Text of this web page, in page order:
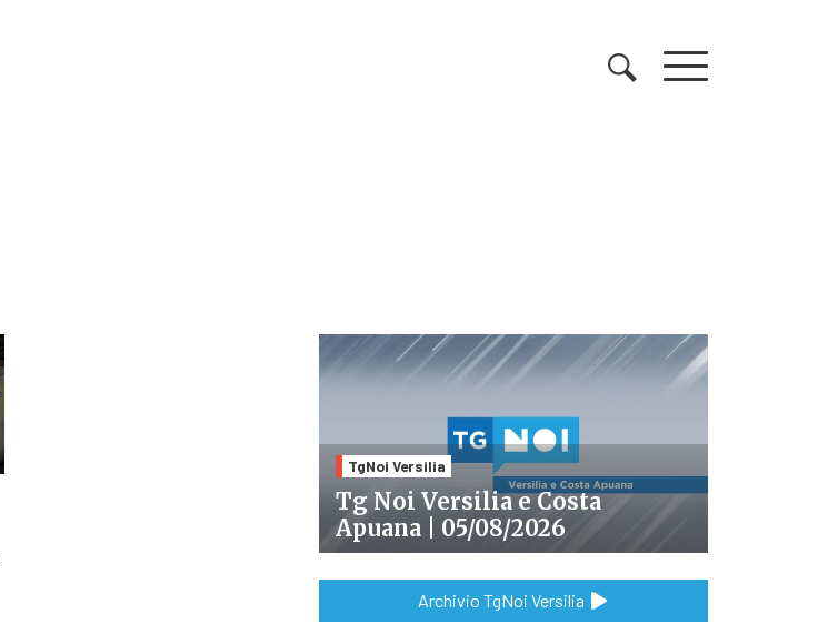
TgNoi Versilia
Tg Noi Versilia e Costa
Apuana | 05/08/2026
Archivio TgNoi Versilia